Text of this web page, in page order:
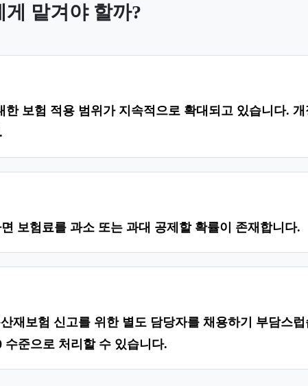
맡겨야 할까?
보험 적용 범위가 지속적으로 확대되고 있습니다.
보험료를 과소 또는 과대 공제할 확률이 존재합니다.
재보험 신고를 위한 별도 담당자를 채용하기 부담스
준으로 처리할 수 있습니다.